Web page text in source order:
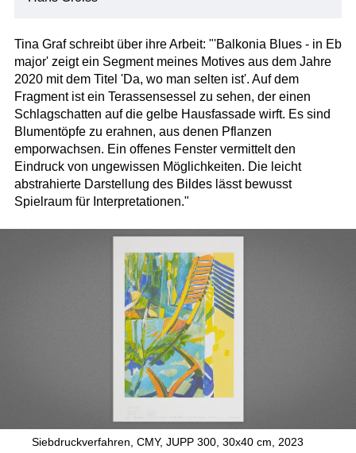
Tina Graf schreibt über ihre Arbeit: "'Balkonia Blues - in Eb
major' zeigt ein Segment meines Motives aus dem Jahre
2020 mit dem Titel 'Da, wo man selten ist'. Auf dem
Fragment ist ein Terassensessel zu sehen, der einen
Schlagschatten auf die gelbe Hausfassade wirft. Es sind
Blumentöpfe zu erahnen, aus denen Pflanzen
emporwachsen. Ein offenes Fenster vermittelt den
Eindruck von ungewissen Möglichkeiten. Die leicht
abstrahierte Darstellung des Bildes lässt bewusst
Spielraum für Interpretationen."
Siebdruckverfahren, CMY, JUPP 300, 30x40 cm, 2023